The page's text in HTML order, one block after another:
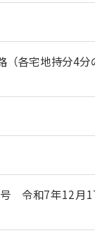
各宅地持分4
令和7年12月